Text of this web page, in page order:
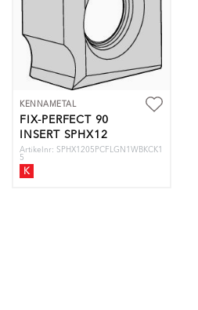
KENNAMETAL
FIX-PERFECT 90
INSERT SPHX12
Artikelnr: SPHX1205PCFLGN1WBKCK1
5
K